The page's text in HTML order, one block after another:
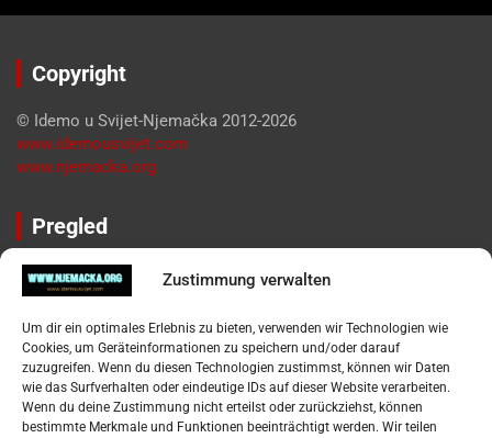
Zustimmung verwalten
Um dir ein optimales Erlebnis zu bieten, verwenden wir Technologien wie
Cookies, um Geräteinformationen zu speichern und/oder darauf
zuzugreifen. Wenn du diesen Technologien zustimmst, können wir Daten
wie das Surfverhalten oder eindeutige IDs auf dieser Website verarbeiten.
Wenn du deine Zustimmung nicht erteilst oder zurückziehst, können
bestimmte Merkmale und Funktionen beeinträchtigt werden. Wir teilen
Copyright
© Idemo u Svijet-Njemačka 2012-2026
www.idemousvijet.com
www.njemacka.org
Pregled
Impressum
Datenschutzerklärung
Widerufsbelehrung
Oglašavanje / Postavite svoj oglas
Tko je “Idemo u Svijet – Njemačka?